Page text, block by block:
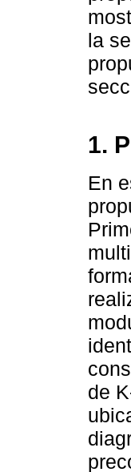
la
1.
En
de